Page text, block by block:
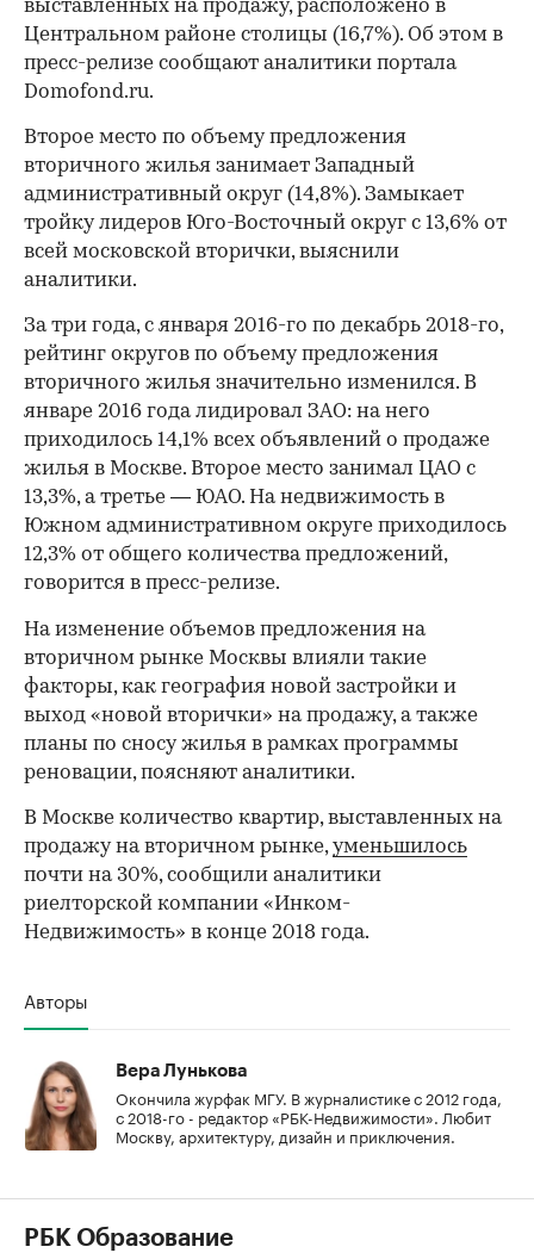
выставленных на продажу, расположено в
Центральном районе столицы (16,7%). Об этом в
пресс-релизе сообщают аналитики портала
Domofond.ru.
Второе место по объему предложения
вторичного жилья занимает Западный
административный округ (14,8%). Замыкает
тройку лидеров Юго-Восточный округ с 13,6% от
всей московской вторички, выяснили
аналитики.
За три года, с января 2016-го по декабрь 2018-го,
рейтинг округов по объему предложения
вторичного жилья значительно изменился. В
январе 2016 года лидировал ЗАО: на него
приходилось 14,1% всех объявлений о продаже
жилья в Москве. Второе место занимал ЦАО с
13,3%, а третье — ЮАО. На недвижимость в
Южном административном округе приходилось
12,3% от общего количества предложений,
говорится в пресс-релизе.
00:00 00:00
На изменение объемов предложения на
вторичном рынке Москвы влияли такие
факторы, как география новой застройки и
выход «новой вторички» на продажу, а также
планы по сносу жилья в рамках программы
реновации, поясняют аналитики.
В Москве количество квартир, выставленных на
продажу на вторичном рынке,уменьшилось
почти на 30%, сообщили аналитики
риелторской компании «Инком-
Недвижимость» в конце 2018 года.
Авторы
Вера Лунькова
Окончила журфак МГУ. В журналистике с 2012 года,
с 2018-го - редактор «РБК-Недвижимости». Любит
Москву, архитектуру, дизайн и приключения.
РБК Образование